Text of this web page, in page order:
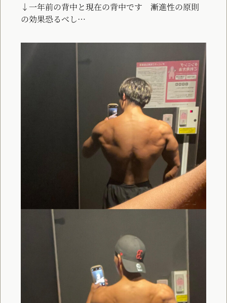
↓一年前の背中と現在の背中です 漸進性の原則
の効果恐るべし…